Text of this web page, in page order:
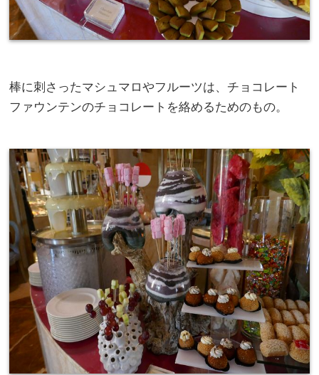
棒に刺さったマシュマロやフルーツは、チョコレート
ファウンテンのチョコレートを絡めるためのもの。